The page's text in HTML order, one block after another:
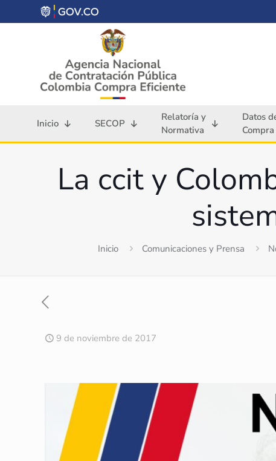
Inicio SECOP
Relatoría y
Normativa
Datos
La ccit y
Inicio Comunicaciones y Prensa
9 de noviembre de 2017